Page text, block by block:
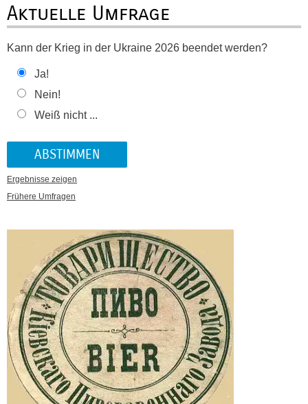
Aktuelle Umfrage
Kann der Krieg in der Ukraine 2026 beendet werden?
Ja!
Nein!
Weiß nicht ...
Ergebnisse zeigen
Frühere Umfragen